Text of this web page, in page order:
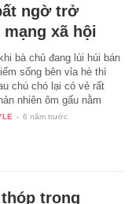
ngờ trở
xã hội
bà chủ đang lúi húi bán
sống bên vỉa hè thì
chú chó lại có vẻ rất
nhiên ôm gấu nằm
- 6 năm trước
trong